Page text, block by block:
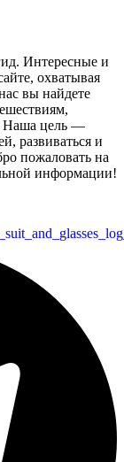
Интересные и
охватывая
вы найдете
Наша цель —
развиваться и
пожаловать на
информации!